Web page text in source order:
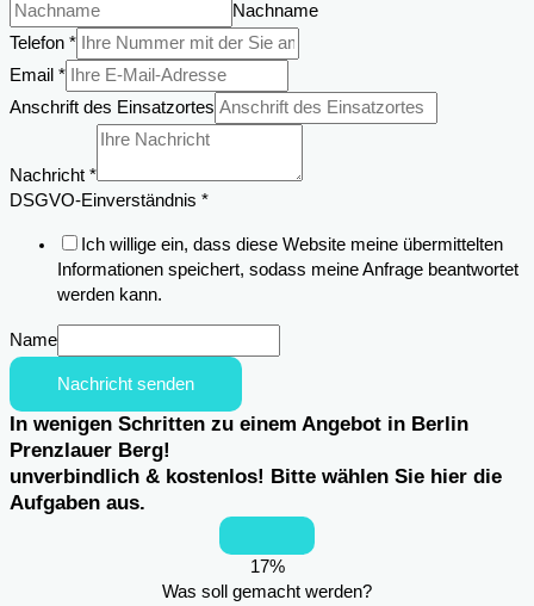
Nachname
Telefon *
Email *
Anschrift des Einsatzortes
Nachricht *
Nachricht
Email
DSGVO-Einverständnis *
Ich willige ein, dass diese Website meine übermittelten
Informationen speichert, sodass meine Anfrage beantwortet
werden kann.
Name
Nachricht senden
In wenigen Schritten zu einem Angebot in Berlin
Prenzlauer Berg!
unverbindlich & kostenlos! Bitte wählen Sie hier die
Aufgaben aus.
17%
Was soll gemacht werden?